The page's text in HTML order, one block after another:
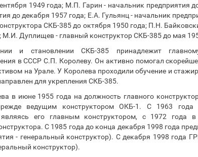
1949 года; М.П. Гарин - начальник предприятия
до декабря 1957 года; Е.А. Гульянц - начальник
СКБ-385 до октября 1950 года; П.Н.
М.И. Дуплищев - главный конструктор СКБ-385 до мая
и становлении СКБ-385 принадлежит
в СССР С.П. Королеву. Он активно помогал
на Урале. У Королева проходили обучение и
для укрепления СКБ-385.
в июне 1955 года на должность главного
ведущим конструктором ОКБ-1. С 1963 года
являясь его главным конструктором, с 1972 года
С 1985 года до конца декабря 1998 года
- генеральный конструктор). С декабря 1998 года
конструктор).